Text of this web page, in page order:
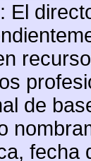
El
de
fecha